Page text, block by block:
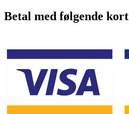
Betal med følgende kort